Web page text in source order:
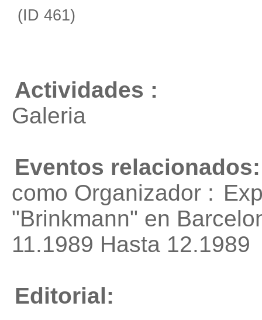
(ID 461)
Actividades :
Galeria
Eventos relacionados:
como Organizador :
"Brinkmann" en
11.1989 Hasta 12.1989
Editorial: